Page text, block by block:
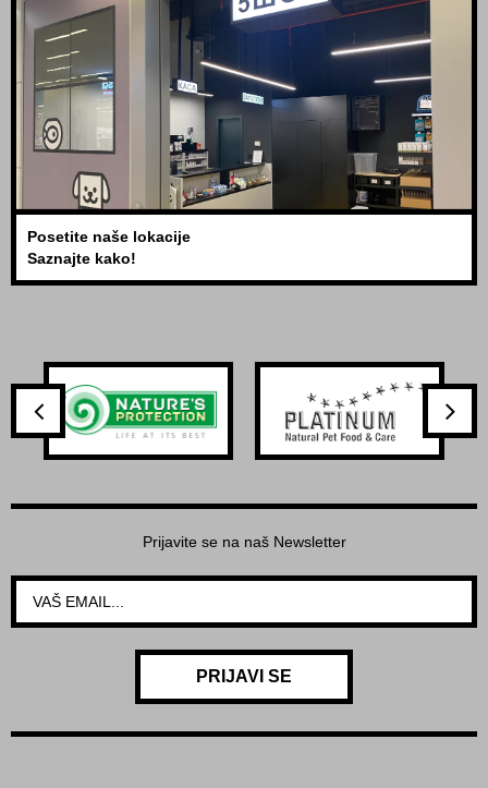
Posetite naše lokacije
Saznajte kako!
Prijavite se na naš Newsletter
PRIJAVI SE